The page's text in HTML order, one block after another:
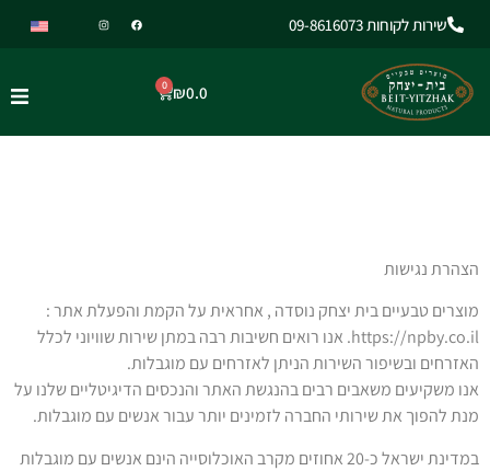
שירות לקוחות 09-8616073
₪0.0
0
הצהרת נגישות
מוצרים טבעיים בית יצחק נוסדה , אחראית על הקמת והפעלת אתר:
https://npby.co.il. אנו רואים חשיבות רבה במתן שירות שוויוני לכלל
האזרחים ובשיפור השירות הניתן לאזרחים עם מוגבלות.
אנו משקיעים משאבים רבים בהנגשת האתר והנכסים הדיגיטליים שלנו על
מנת להפוך את שירותי החברה לזמינים יותר עבור אנשים עם מוגבלות.
במדינת ישראל כ-20 אחוזים מקרב האוכלוסייה הינם אנשים עם מוגבלות